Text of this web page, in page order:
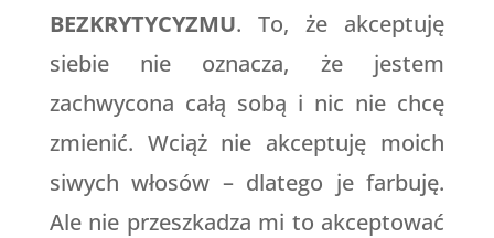
BEZKRYTYCYZMU. To, że akceptuję
siebie nie oznacza, że jestem
zachwycona całą sobą i nic nie chcę
zmienić. Wciąż nie akceptuję moich
siwych włosów – dlatego je farbuję.
Ale nie przeszkadza mi to akceptować